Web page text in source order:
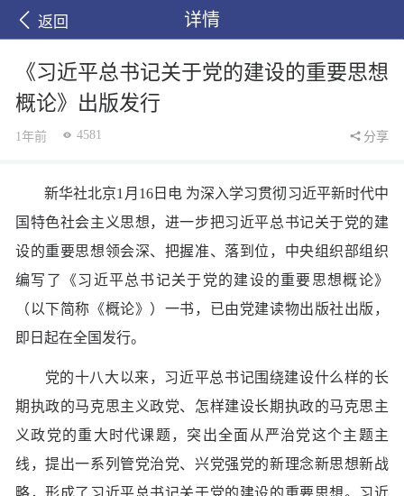
返回 详情
《习近平总书记关于党的建设的重要思想
概论》出版发行
1年前 4581 分享
新华社北京1月16日电 为深入学习贯彻习近平新时代中
国特色社会主义思想，进一步把习近平总书记关于党的建
设的重要思想领会深、把握准、落到位，中央组织部组织
编写了《习近平总书记关于党的建设的重要思想概论》
（以下简称《概论》）一书，已由党建读物出版社出版，
即日起在全国发行。
党的十八大以来，习近平总书记围绕建设什么样的长
期执政的马克思主义政党、怎样建设长期执政的马克思主
义政党的重大时代课题，突出全面从严治党这个主题主
线，提出一系列管党治党、兴党强党的新理念新思想新战
略，形成了习近平总书记关于党的建设的重要思想。习近